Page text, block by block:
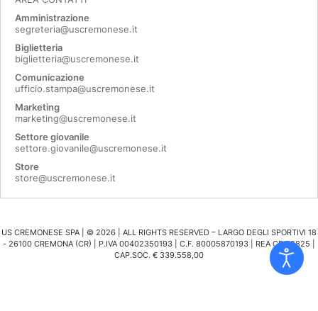
Amministrazione
segreteria@uscremonese.it
Biglietteria
biglietteria@uscremonese.it
Comunicazione
ufficio.stampa@uscremonese.it
Marketing
marketing@uscremonese.it
Settore giovanile
settore.giovanile@uscremonese.it
Store
store@uscremonese.it
US CREMONESE SPA | © 2026 | ALL RIGHTS RESERVED – LARGO DEGLI SPORTIVI 18
- 26100 CREMONA (CR) | P.IVA 00402350193 | C.F. 80005870193 | REA CR 98825 |
CAP.SOC. € 339.558,00